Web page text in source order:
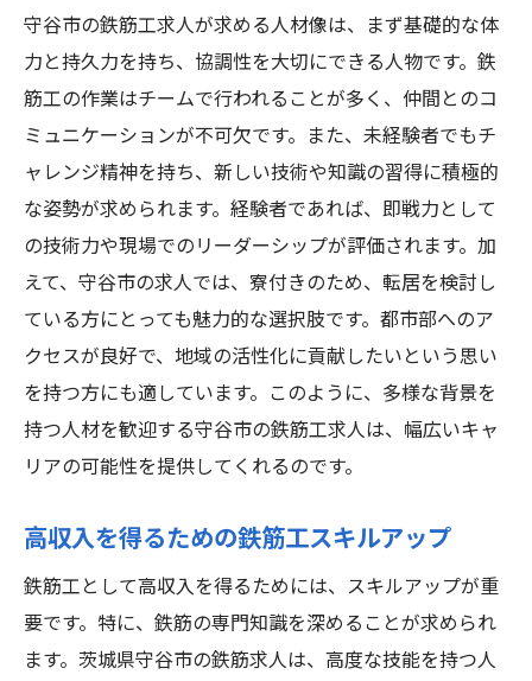
守谷市の鉄筋工求人が求める人材像は、まず基礎的な体
力と持久力を持ち、協調性を大切にできる人物です。鉄
筋工の作業はチームで行われることが多く、仲間とのコ
ミュニケーションが不可欠です。また、未経験者でもチ
ャレンジ精神を持ち、新しい技術や知識の習得に積極的
な姿勢が求められます。経験者であれば、即戦力として
の技術力や現場でのリーダーシップが評価されます。加
えて、守谷市の求人では、寮付きのため、転居を検討し
ている方にとっても魅力的な選択肢です。都市部へのア
クセスが良好で、地域の活性化に貢献したいという思い
を持つ方にも適しています。このように、多様な背景を
持つ人材を歓迎する守谷市の鉄筋工求人は、幅広いキャ
リアの可能性を提供してくれるのです。
高収入を得るための鉄筋工スキルアップ
鉄筋工として高収入を得るためには、スキルアップが重
要です。特に、鉄筋の専門知識を深めることが求められ
ます。茨城県守谷市の鉄筋求人は、高度な技能を持つ人